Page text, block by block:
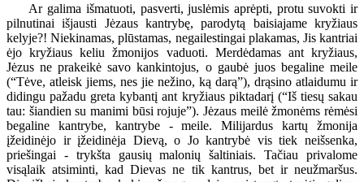
Ar galima išmatuoti, pasverti, juslėmis aprėpti, protu suvokti ir
pilnutinai išjausti Jėzaus kantrybę, parodytą baisiajame kryžiaus
kelyje?! Niekinamas, plūstamas, negailestingai plakamas, Jis kantriai
ėjo kryžiaus keliu žmonijos vaduoti. Merdėdamas ant kryžiaus,
Jėzus ne prakeikė savo kankintojus, o gaubė juos begaline meile
(“Tėve, atleisk jiems, nes jie nežino, ką darą”), drąsino atlaidumu ir
didingu pažadu greta kybantį ant kryžiaus piktadarį (“Iš tiesų sakau
tau: šiandien su manimi būsi rojuje”). Jėzaus meilė žmonėms rėmėsi
begaline kantrybe, kantrybe - meile. Milijardus kartų žmonija
įžeidinėjo ir įžeidinėja Dievą, o Jo kantrybė vis tiek neišsenka,
priešingai - trykšta gausių malonių šaltiniais. Tačiau privalome
visąlaik atsiminti, kad Dievas ne tik kantrus, bet ir neužmaršus.